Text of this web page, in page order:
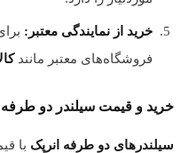
خرید از نمایندگی معتبر:
فروشگاه‌های معتبر مانند
خرید و قیمت سیلندر دو طرفه
سیلندرهای دو طرفه انرپک با